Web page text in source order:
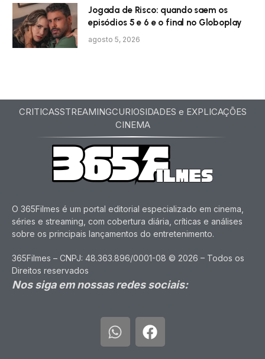
Jogada de Risco: quando saem os
episódios 5 e 6 e o final no Globoplay
agosto 5, 2026
CRITICASSTREAMINGCURIOSIDADES e EXPLICAÇÕES
CINEMA
O 365Filmes é um portal editorial especializado em cinema,
séries e streaming, com cobertura diária, críticas e análises
sobre os principais lançamentos do entretenimento.
365Filmes – CNPJ: 48.363.896/0001-08 © 2026 – Todos os
Direitos reservados
Nos siga em nossas redes sociais: